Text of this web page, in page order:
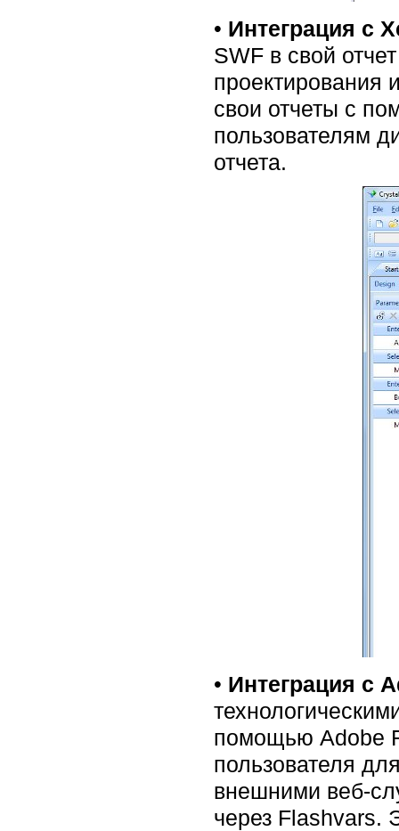
• Интеграция с
SWF в свой
свои отчеты с
пользователям
отчета.
• Интеграция с
помощью Adobe
пользователя
внешними веб-
через Flashvars.